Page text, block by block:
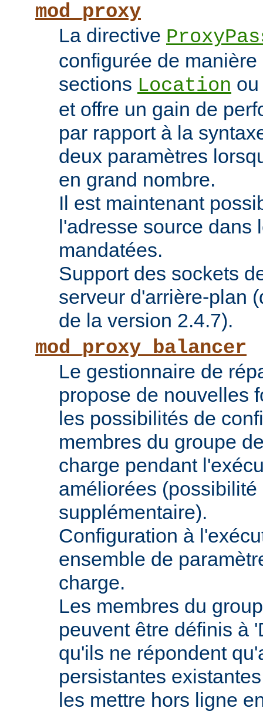
mod_proxy
La directive
configurée de
sections Location
et offre un gain de
par rapport à la
deux paramètres
en grand nombre.
Il est maintenant
l'adresse source dans
mandatées.
Support des sockets
serveur d'arrière-plan
de la version 2.4.7).
mod_proxy_balancer
Le gestionnaire de
propose de nouvelles
les possibilités de
membres du groupe
charge pendant
améliorées
supplémentaire).
Configuration à
ensemble de
charge.
Les membres du
peuvent être définis à
qu'ils ne répondent
persistantes
les mettre hors ligne